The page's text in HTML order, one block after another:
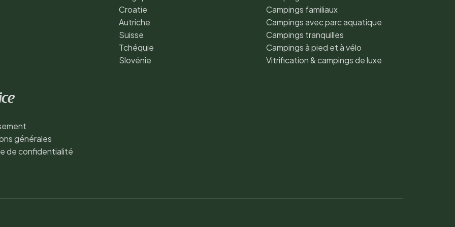
Croatie
Autriche
Suisse
Tchéquie
Slovénie
Campings familiaux
Campings avec parc aquatique
Campings tranquilles
Campings à pied et à vélo
Vitrification & campings de luxe
générales
de confidentialité